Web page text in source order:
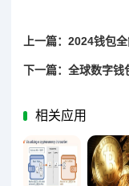
下一篇：全球数字钱
相关应用